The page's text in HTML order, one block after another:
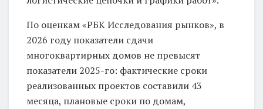
По оценкам «РБК Исследования рынков», в
2026 году показатели сдачи
многоквартирных домов не превысят
показатели 2025-го: фактические сроки
реализованных проектов составили 43
месяца, плановые сроки по домам,